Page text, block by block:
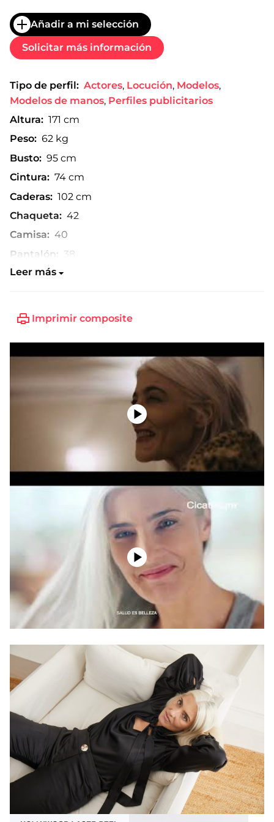
Añadir a mi selección
Solicitar más información
Tipo de perfil: Actores, Locución, Modelos,
Modelos de manos, Perfiles publicitarios
Altura: 171 cm
Peso: 62 kg
Busto: 95 cm
Cintura: 74 cm
Caderas: 102 cm
Chaqueta: 42
Camisa: 40
Pantalón: 38
Talla de zapato:
Leer más
Imprimir composite